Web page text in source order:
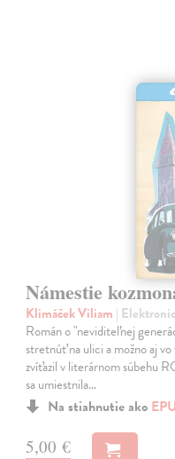
Námestie
Klimáček Viliam |
Román o "neviditeľnej
stretnúť na ulici a možno aj
zvíťazil v literárnom súbehu
sa umiestnila…
Na stiahnutie ako
5,00 €